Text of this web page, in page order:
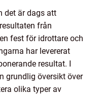
det är dags att
från
fest för idrottare och
har levererat
resultat. I
grundlig översikt över
olika typer av